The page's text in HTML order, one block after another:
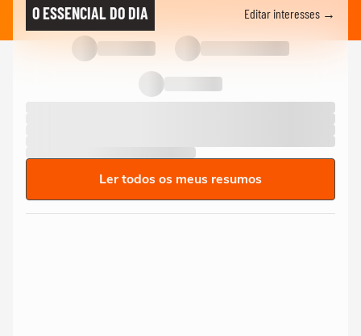
O ESSENCIAL DO DIA Editar interesses →
Ler todos os meus resumos